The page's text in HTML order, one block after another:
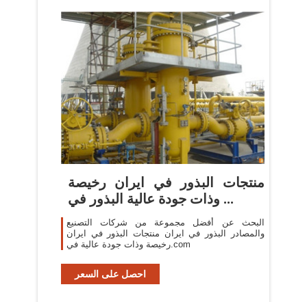
منتجات البذور في ايران رخيصة
وذات جودة عالية البذور في ...
البحث عن أفضل مجموعة من شركات التصنيع
والمصادر البذور في ايران منتجات البذور في ايران
رخيصة وذات جودة عالية في.com
احصل على السعر